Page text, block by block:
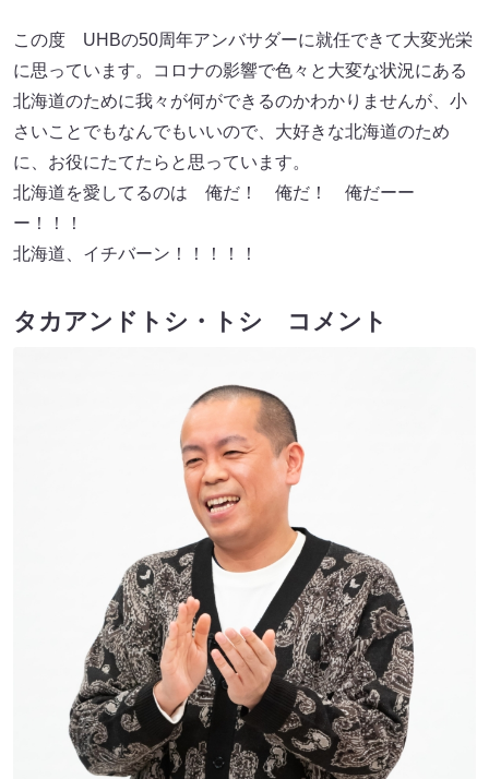
この度 UHBの50周年アンバサダーに就任できて大変光栄
に思っています。コロナの影響で色々と大変な状況にある
北海道のために我々が何ができるのかわかりませんが、小
さいことでもなんでもいいので、大好きな北海道のため
に、お役にたてたらと思っています。
北海道を愛してるのは 俺だ！ 俺だ！ 俺だーー
ー！！！
北海道、イチバーン！！！！！
タカアンドトシ・トシ コメント